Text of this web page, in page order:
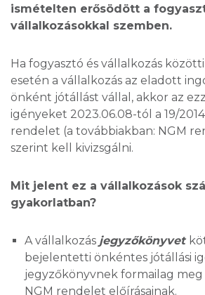
ismételten erősödött a
vállalkozásokkal szemben.
Ha fogyasztó és vállalkozás
esetén a vállalkozás az eladott
önként jótállást vállal, akkor az
igényeket 2023.06.08-tól a 19/
rendelet (a továbbiakban: NGM
szerint kell kivizsgálni.
Mit jelent ez a vállalkozások
gyakorlatban?
A vállalkozás jegyzőkönyvet
bejelentetti önkéntes jótállási
jegyzőkönyvnek formailag
NGM rendelet előírásainak.